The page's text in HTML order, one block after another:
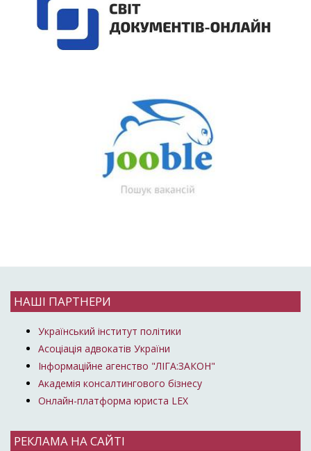
НАШІ ПАРТНЕРИ
Український інститут політики
Асоціація адвокатів України
Інформаційне агенство "ЛІГА:ЗАКОН"
Академія консалтингового бізнесу
Онлайн-платформа юриста LEX
РЕКЛАМА НА САЙТІ